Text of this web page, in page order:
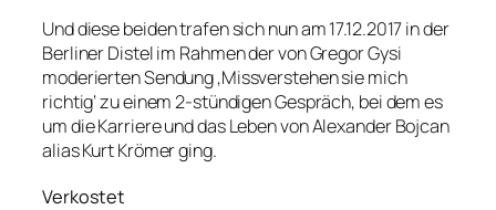
Und diese beiden trafen sich nun am 17.12.2017 in der
Berliner Distel im Rahmen der von Gregor Gysi
moderierten Sendung ‚Missverstehen sie mich
richtig‘ zu einem 2-stündigen Gespräch, bei dem es
um die Karriere und das Leben von Alexander Bojcan
alias Kurt Krömer ging.
Verkostet